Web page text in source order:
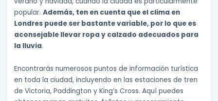
popular. Además, ten en cuenta que el clima en
Londres puede ser bastante variable, por lo que es
aconsejable llevar ropa y calzado adecuados para
la lluvia.
Encontrarás numerosos puntos de información turística
en toda la ciudad, incluyendo en las estaciones de tren
de Victoria, Paddington y King’s Cross. Aquí puedes